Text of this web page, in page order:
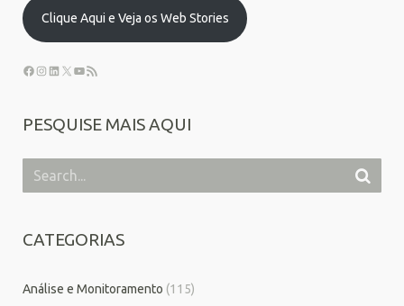
Clique Aqui e Veja os Web Stories
PESQUISE MAIS AQUI
CATEGORIAS
Análise e Monitoramento (115)